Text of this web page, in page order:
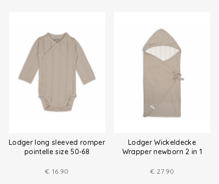
Lodger long sleeved romper
pointelle size 50-68
€ 16.90
Lodger Wickeldecke
Wrapper newborn 2 in 1
€ 27.90